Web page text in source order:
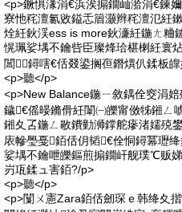
<p>鐝惧湪涓€浜涘搧鐗屾湁涓€鍊
寮忚秺澶氱敓鎰忎篃灏辫秺澶氾紝
烇紝鈥渓ess is more鈥濓紝鍦ㄤ粬
愰珮娑堣不鑰呰臣璨烽珨椹楋紝寰
閶鐞嗐€佸叕鍙搁亱鐕熼仈鍒板
<p>聽</p>
<p>New Balance鍦ㄧ敘鍝佺窔涓
鐬€傜暥鏅傦紝闈㈠皪甯傚牬鎺ㄥ
鎺夊叾鍦ㄥ敭鐨勭浉鐣舵瘮渚嬬殑
庡幓璺戞銆佸仴韬€佺恫鐞冪瓑
娑堣不鑰呭皪鏂煎搧鐗屽舰璞℃贩
岃瓨鍒ュ害銆?/p>
<p>聽</p>
<p>闅ㄨ憲Zara銆佸劒琛ｅ韩绛夊